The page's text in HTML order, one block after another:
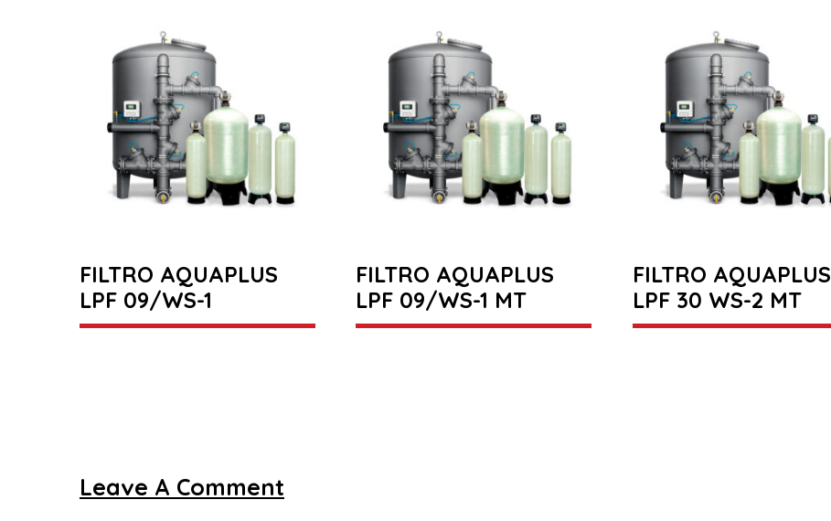
FILTRO AQUAPLUS
LPF 09/WS-1
FILTRO AQUAPLUS
LPF 09/WS-1 MT
FILTRO AQUAPLUS
LPF 30 WS-2 MT
Leave A Comment